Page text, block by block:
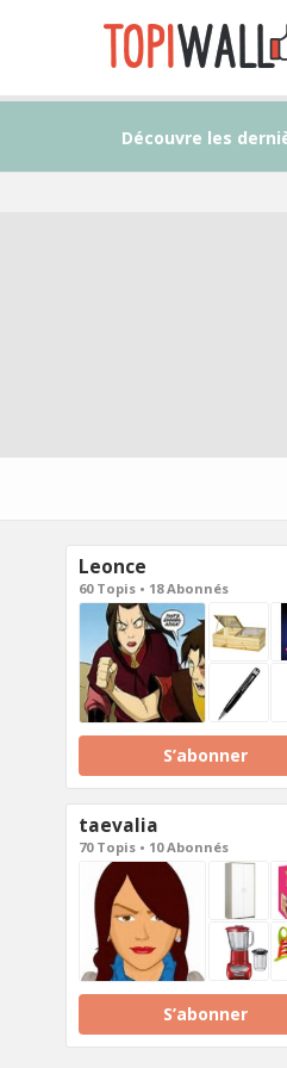
Découvre les
Leonce
60 Topis • 18 Abonnés
S’abonner
taevalia
70 Topis • 10 Abonnés
S’abonner